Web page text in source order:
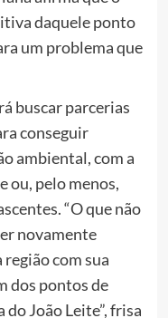
daquele ponto
um problema que
buscar parcerias
conseguir
ambiental, com a
ou, pelo menos,
“O que não
novamente
com sua
dos pontos de
do João Leite”, frisa